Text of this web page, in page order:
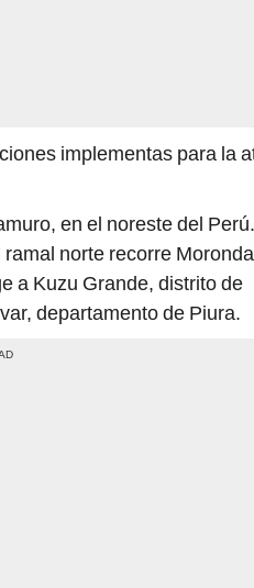
implementas para la
en el noreste del
norte recorre
a Kuzu Grande, distrito de
departamento de Piura.